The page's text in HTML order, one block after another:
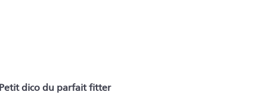
Petit dico du parfait fitter